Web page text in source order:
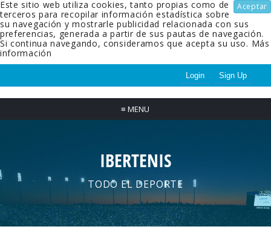
Aceptar
Este sitio web utiliza cookies, tanto propias como de
terceros para recopilar información estadística sobre
su navegación y mostrarle publicidad relacionada con sus
preferencias, generada a partir de sus pautas de navegación.
Si continua navegando, consideramos que acepta su uso. Más
información
Login Sign Up
≡ MENU
IBERTENIS
TODO EL DEPORTE